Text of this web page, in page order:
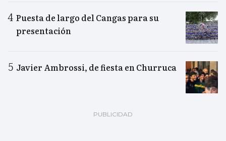
Puesta de largo del Cangas para su
presentación
Javier Ambrossi, de fiesta en Churruca